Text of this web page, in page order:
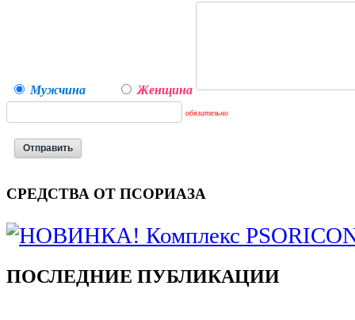
Мужчина Женщина
обязательно
СРЕДСТВА ОТ ПСОРИАЗА
ПОСЛЕДНИЕ ПУБЛИКАЦИИ